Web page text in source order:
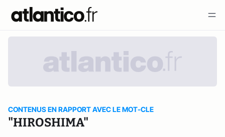
CONTENUS EN RAPPORT AVEC LE MOT-CLE
"HIROSHIMA"